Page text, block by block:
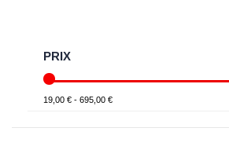
PRIX
19,00 € - 695,00 €